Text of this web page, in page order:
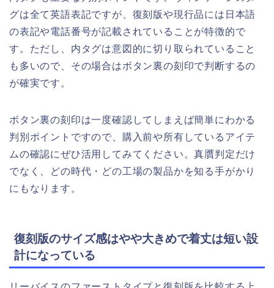
グは全て英語表記ですが、復刻版や現行品には日本語
の表記や電話番号が記載されていることが特徴的で
す。ただし、内タグは意図的に切り取られていること
も多いので、その場合はボタン裏の刻印で判断するの
が確実です。
ボタン裏の刻印は一度確認してしまえば簡単にわかる
判別ポイントですので、購入前や所有しているアイテ
ムの確認にぜひ活用してみてください。真贋判定だけ
でなく、どの時代・どの工場の製品かを知る手がかり
にもなります。
復刻版のサイズ感はやや大きめで着丈は短い設
計になっている